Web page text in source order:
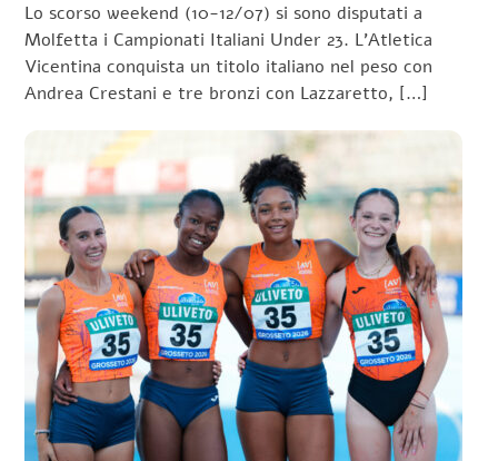
Lo scorso weekend (10-12/07) si sono disputati a
Molfetta i Campionati Italiani Under 23. L’Atletica
Vicentina conquista un titolo italiano nel peso con
Andrea Crestani e tre bronzi con Lazzaretto, […]